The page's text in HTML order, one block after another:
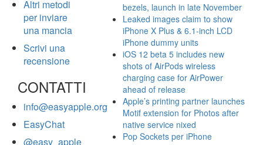
Altri metodi
per inviare
una mancia
Scrivi una
recensione
CONTATTI
info@easyapple.org
EasyChat
@easy_apple
bezels, launch in late November
Leaked images claim to show
iPhone X Plus & 6.1-inch LCD
iPhone dummy units
iOS 12 beta 5 includes new
shots of AirPods wireless
charging case for AirPower
ahead of release
Apple’s printing partner launches
Motif extension for Photos after
native service nixed
Pop Sockets per iPhone